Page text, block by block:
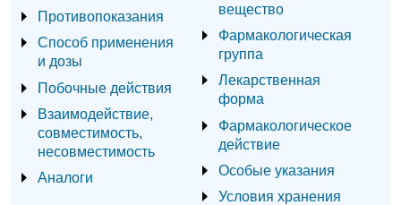
Противопоказания
Способ применения
и дозы
Побочные действия
Взаимодействие,
совместимость,
несовместимость
Аналоги
вещество
Фармакологическая
группа
Лекарственная
форма
Фармакологическое
действие
Особые указания
Условия хранения